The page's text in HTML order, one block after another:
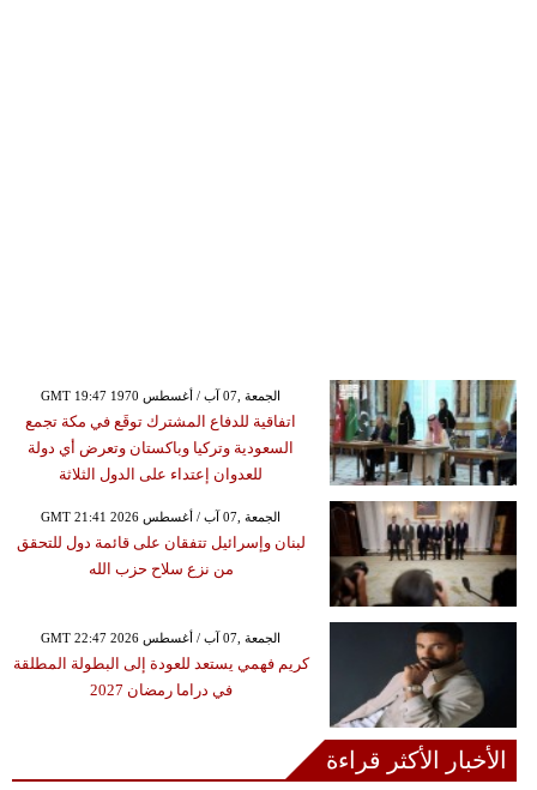
GMT 19:47 1970 الجمعة ,07 آب / أغسطس
اتفاقية للدفاع المشترك توقَع في مكة تجمع
السعودية وتركيا وباكستان وتعرض أي دولة
للعدوان إعتداء على الدول الثلاثة
GMT 21:41 2026 الجمعة ,07 آب / أغسطس
لبنان وإسرائيل تتفقان على قائمة دول للتحقق
من نزع سلاح حزب الله
GMT 22:47 2026 الجمعة ,07 آب / أغسطس
كريم فهمي يستعد للعودة إلى البطولة المطلقة
في دراما رمضان 2027
الأخبار الأكثر قراءة